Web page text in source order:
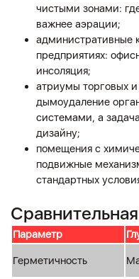
чистыми зонами:
важнее аэрации;
административные
предприятиях:
инсоляция;
атриумы торговых
дымоудаление
системами, а
дизайну;
помещения с
подвижные
стандартных
Параметр
Герметичность